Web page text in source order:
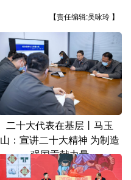
江苏
福建 江西
湖北 湖南
海南
云南 西藏
青海 宁夏
黑龙江
【责任编辑:吴咏玲 】
二十大代表在基层丨马玉
山：宣讲二十大精神 为制造
强国贡献力量